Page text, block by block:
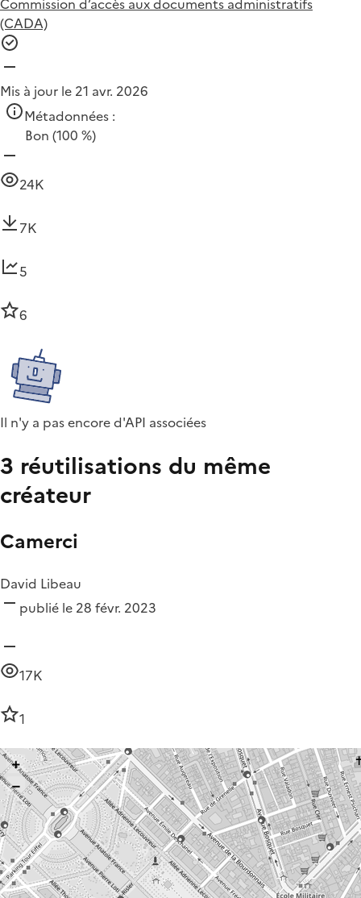
Commission d’accès aux documents administratifs
(CADA)
Mis à jour le 21 avr. 2026
Métadonnées :
Bon (100 %)
24K
7K
5
6
Il n'y a pas encore d'API associées
3 réutilisations du même
créateur
Camerci
David Libeau
publié le 28 févr. 2023
17K
1